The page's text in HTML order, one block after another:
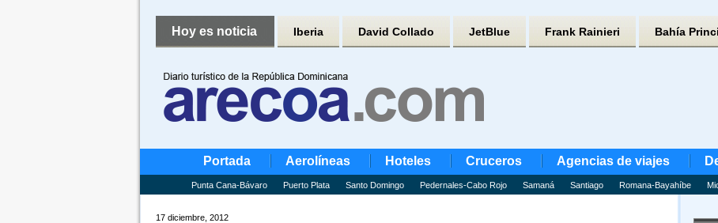
Hoy es noticia Iberia David Collado JetBlue Frank Rainieri Bahía
Portada Aerolíneas Hoteles Cruceros Agencias de viajes
Punta Cana-Bávaro Puerto Plata Santo Domingo Pedernales-Cabo Rojo Samaná Santiago Romana-Bayahíbe
17 diciembre, 2012